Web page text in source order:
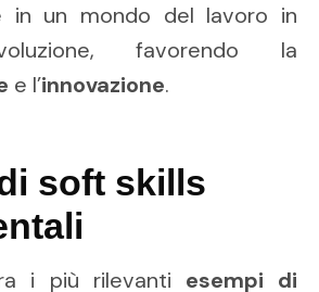
in un mondo del lavoro in
favorendo la
e l’innovazione.
soft skills
i più rilevanti esempi di